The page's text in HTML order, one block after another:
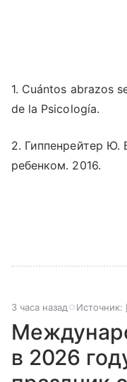
1. Cuántos abrazos
de la Psicología.
2. Гиппенрейтер Ю.
ребенком. 2016.
3 часа назад Источник:
в 2026